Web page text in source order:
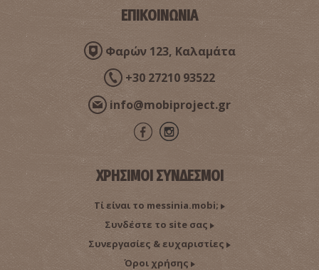
ΕΠΙΚΟΙΝΩΝΙΑ
Φαρών 123, Καλαμάτα
+30 27210 93522
info@mobiproject.gr
ΧΡΗΣΙΜΟΙ ΣΥΝΔΕΣΜΟΙ
Τί είναι το messinia.mobi;
Συνδέστε το site σας
Συνεργασίες & ευχαριστίες
Όροι χρήσης